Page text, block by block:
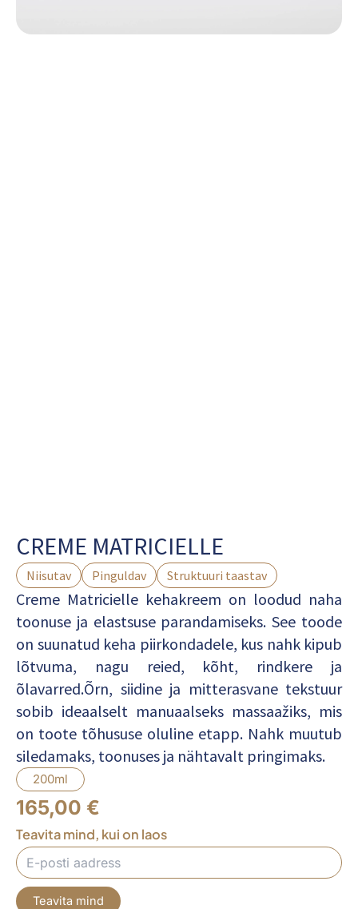
CREME MATRICIELLE
Niisutav Pinguldav Struktuuri taastav
Creme Matricielle kehakreem on loodud naha
toonuse ja elastsuse parandamiseks. See toode
on suunatud keha piirkondadele, kus nahk kipub
lõtvuma, nagu reied, kõht, rindkere ja
õlavarred.Õrn, siidine ja mitterasvane tekstuur
sobib ideaalselt manuaalseks massaažiks, mis
on toote tõhususe oluline etapp. Nahk muutub
siledamaks, toonuses ja nähtavalt pringimaks.
200ml
165,00 €
Teavita mind, kui on laos
Teavita mind